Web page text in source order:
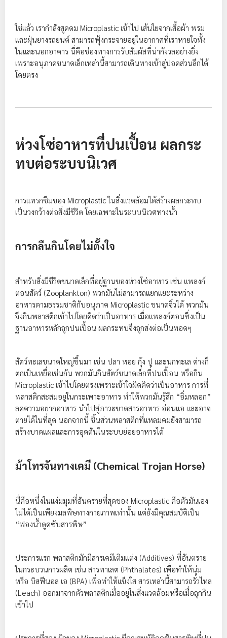
ใช่แล้ว เรากำลังสูดดม Microplastic เข้าไป เส้นใยจากเสื้อผ้า พรม
และฝุ่นยางรถยนต์ สามารถฟุ้งกระจายอยู่ในอากาศที่เราหายใจทั้ง
ในและนอกอาคาร นี่คือช่องทางการรับสัมผัสที่น่ากังวลอย่างยิ่ง
เพราะอนุภาคขนาดเล็กเหล่านี้สามารถเดินทางเข้าสู่ปอดส่วนลึกได้
โดยตรง
ห่วงโซ่อาหารที่ปนเปื้อน ผลกระ
ทบต่อระบบนิเวศ
การแทรกซึมของ Microplastic ในสิ่งแวดล้อมได้สร้างผลกระทบ
เป็นวงกว้างต่อสิ่งมีชีวิต โดยเฉพาะในระบบนิเวศทางน้ำ
การกลืนกินโดยไม่ตั้งใจ
สำหรับสิ่งมีชีวิตขนาดเล็กที่อยู่ฐานของห่วงโซ่อาหาร เช่น แพลงก์
ตอนสัตว์ (Zooplankton) พวกมันไม่สามารถแยกแยะระหว่าง
อาหารตามธรรมชาติกับอนุภาค Microplastic ขนาดจิ๋วได้ พวกมัน
จึงกินพลาสติกเข้าไปโดยคิดว่าเป็นอาหาร เมื่อแพลงก์ตอนซึ่งเป็น
ฐานอาหารหลักถูกปนเปื้อน ผลกระทบจึงถูกส่งต่อเป็นทอดๆ
สัตว์ทะเลขนาดใหญ่ขึ้นมา เช่น ปลา หอย กุ้ง ปู และนกทะเล ต่างก็
ตกเป็นเหยื่อเช่นกัน พวกมันกินสัตว์ขนาดเล็กที่ปนเปื้อน หรือกิน
Microplastic เข้าไปโดยตรงเพราะเข้าใจผิดคิดว่าเป็นอาหาร การที่
พลาสติกสะสมอยู่ในกระเพาะอาหาร ทำให้พวกมันรู้สึก “อิ่มหลอก”
ลดความอยากอาหาร นำไปสู่ภาวะขาดสารอาหาร อ่อนแอ และอาจ
ตายได้ในที่สุด นอกจากนี้ ชิ้นส่วนพลาสติกที่แหลมคมยังสามารถ
สร้างบาดแผลและการอุดตันในระบบย่อยอาหารได้
ม้าโทรจันทางเคมี (Chemical Trojan Horse)
นี่คือหนึ่งในแง่มมุมที่อันตรายที่สุดของ Microplastic คือตัวมันเอง
ไม่ได้เป็นเพียงมลพิษทางกายภาพเท่านั้น แต่ยังมีคุณสมบัติเป็น
“ฟองน้ำดูดซับสารพิษ”
ประการแรก พลาสติกมักมีสารเคมีเติมแต่ง (Additives) ที่อันตราย
ในกระบวนการผลิต เช่น สารทาเลต (Phthalates) เพื่อทำให้นุ่ม
หรือ บิสฟีนอล เอ (BPA) เพื่อทำให้แข็งใส สารเหล่านี้สามารถรั่วไหล
(Leach) ออกมาจากตัวพลาสติกเมื่ออยู่ในสิ่งแวดล้อมหรือเมื่อถูกกิน
เข้าไป